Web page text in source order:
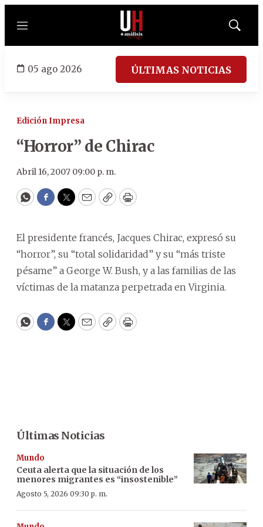
Menú
Mostrar
05 ago 2026 ÚLTIMAS NOTICIAS
Edición Impresa
“Horror” de Chirac
Abril 16, 2007 09:00 p. m.
WhatsApp
Facebook
Twitter
EmailCopyPrint
El presidente francés, Jacques Chirac, expresó su
“horror”, su “total solidaridad” y su “más triste
pésame” a George W. Bush, y a las familias de las
víctimas de la matanza perpetrada en Virginia.
WhatsApp
Facebook
Twitter
EmailCopyPrint
Últimas Noticias
Mundo
Ceuta alerta que la situación de los
menores migrantes es “insostenible”
Agosto 5, 2026 09:30 p. m.